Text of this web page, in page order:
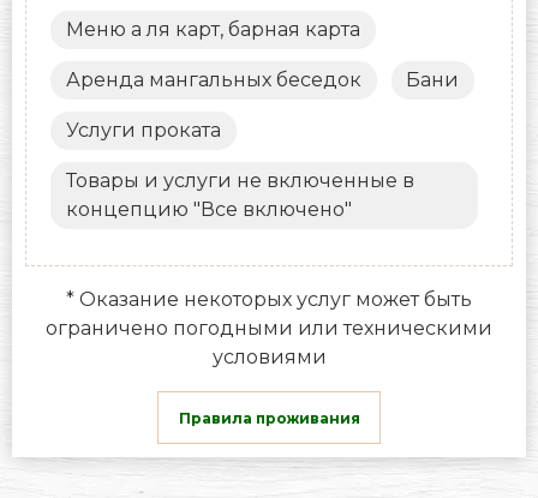
Меню а ля карт, барная карта
Аренда мангальных беседок Бани
Услуги проката
Товары и услуги не включенные в
концепцию "Все включено"
* Оказание некоторых услуг может быть
ограничено погодными или техническими
условиями
Правила проживания